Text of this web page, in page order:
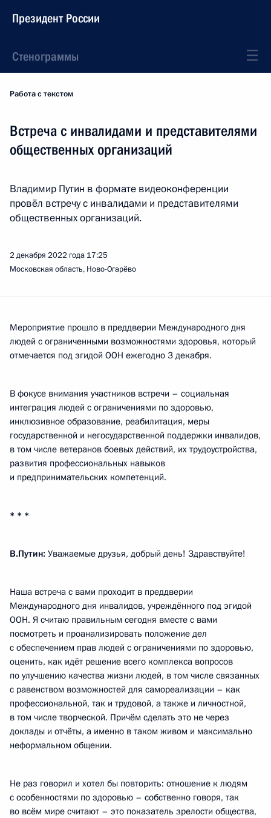
Президент России
Стенограммы
Работа с текстом
Встреча с инвалидами и представителями
общественных организаций
Владимир Путин в формате видеоконференции
провёл встречу с инвалидами и представителями
общественных организаций.
2 декабря 2022 года 17:25
Московская область, Ново-Огарёво
Мероприятие прошло в преддверии Международного дня
людей с ограниченными возможностями здоровья, который
отмечается под эгидой ООН ежегодно 3 декабря.
В фокусе внимания участников встречи – социальная
интеграция людей с ограничениями по здоровью,
инклюзивное образование, реабилитация, меры
государственной и негосударственной поддержки инвалидов,
в том числе ветеранов боевых действий, их трудоустройства,
развития профессиональных навыков
и предпринимательских компетенций.
* * *
В.Путин: Уважаемые друзья, добрый день! Здравствуйте!
Наша встреча с вами проходит в преддверии
Международного дня инвалидов, учреждённого под эгидой
ООН. Я считаю правильным сегодня вместе с вами
посмотреть и проанализировать положение дел
с обеспечением прав людей с ограничениями по здоровью,
оценить, как идёт решение всего комплекса вопросов
по улучшению качества жизни людей, в том числе связанных
с равенством возможностей для самореализации – как
профессиональной, так и трудовой, а также и личностной,
в том числе творческой. Причём сделать это не через
доклады и отчёты, а именно в таком живом и максимально
неформальном общении.
Не раз говорил и хотел бы повторить: отношение к людям
с особенностями по здоровью – собственно говоря, так
во всём мире считают – это показатель зрелости общества,